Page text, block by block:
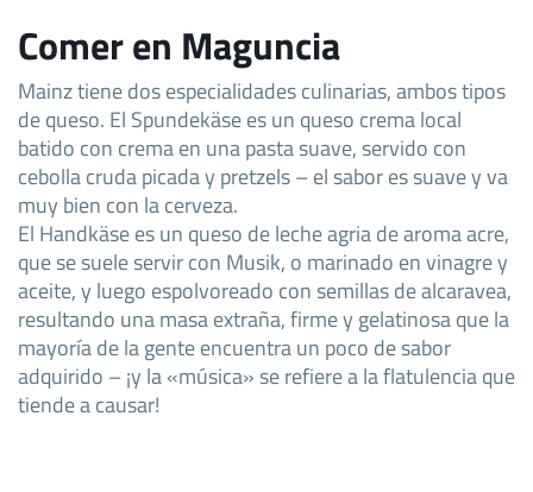
Comer en Maguncia
Mainz tiene dos especialidades culinarias, ambos tipos
de queso. El Spundekäse es un queso crema local
batido con crema en una pasta suave, servido con
cebolla cruda picada y pretzels – el sabor es suave y va
muy bien con la cerveza.
El Handkäse es un queso de leche agria de aroma acre,
que se suele servir con Musik, o marinado en vinagre y
aceite, y luego espolvoreado con semillas de alcaravea,
resultando una masa extraña, firme y gelatinosa que la
mayoría de la gente encuentra un poco de sabor
adquirido – ¡y la «música» se refiere a la flatulencia que
tiende a causar!